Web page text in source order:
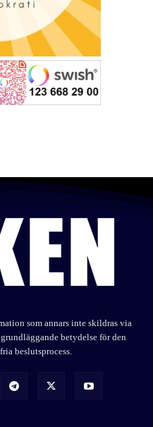
som annars inte skildras via
betydelse för den
beslutsprocess.